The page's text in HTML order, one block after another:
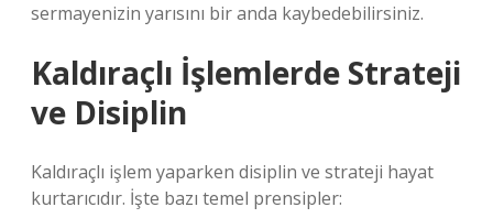
sermayenizin yarısını bir anda kaybedebilirsiniz.
Kaldıraçlı İşlemlerde Strateji
ve Disiplin
Kaldıraçlı işlem yaparken disiplin ve strateji hayat
kurtarıcıdır. İşte bazı temel prensipler: